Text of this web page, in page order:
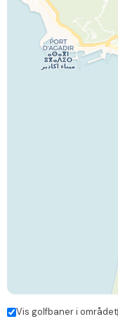
Vis golfbaner i området